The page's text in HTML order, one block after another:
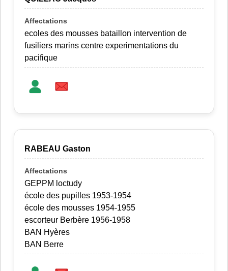
ecoles des mousses bataillon intervention de
fusiliers marins centre experimentations du
pacifique
RABEAU Gaston
GEPPM loctudy
école des pupilles 1953-1954
école des mousses 1954-1955
escorteur Berbère 1956-1958
BAN Hyères
BAN Berre